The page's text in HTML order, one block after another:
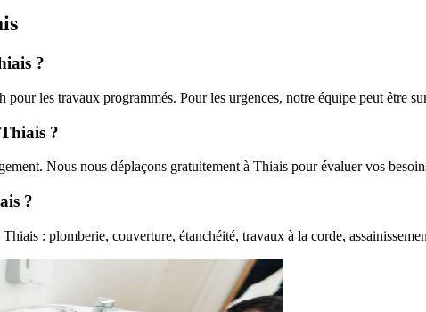
?
les travaux programmés. Pour les urgences, notre équipe peut être
Thiais ?
Nous nous déplaçons gratuitement à Thiais pour évaluer vos
?
Thiais : plomberie, couverture, étanchéité, travaux à la corde,